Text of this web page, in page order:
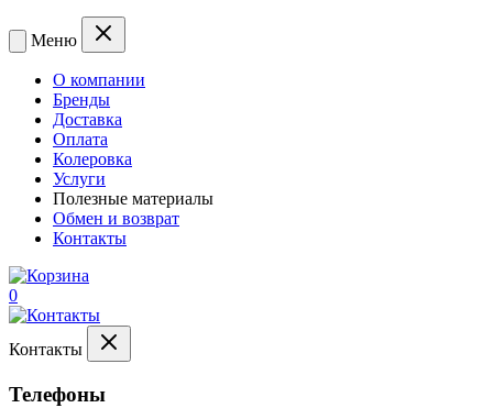
Меню
О компании
Бренды
Доставка
Оплата
Колеровка
Услуги
Полезные материалы
Обмен и возврат
Контакты
0
Контакты
Телефоны